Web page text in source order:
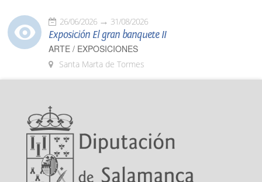
26/06/2026 31/08/2026
Exposición El gran banquete II
ARTE / EXPOSICIONES
Santa Marta de Tormes